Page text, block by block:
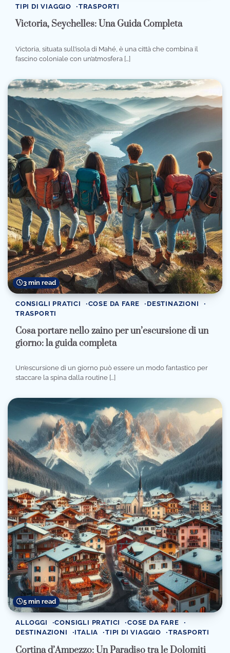
TIPI DI VIAGGIO
TRASPORTI
Victoria, Seychelles: Una Guida Completa
Victoria, situata sull’isola di Mahé, è una città che combina il
fascino coloniale con un’atmosfera […]
3 min read
CONSIGLI PRATICI COSE DA FARE
DESTINAZIONI
TRASPORTI
Cosa portare nello zaino per un’escursione di un
giorno: la guida completa
Un’escursione di un giorno può essere un modo fantastico per
staccare la spina dalla routine […]
5 min read
ALLOGGI CONSIGLI PRATICI
COSE DA FARE
DESTINAZIONI
ITALIA TIPI DI VIAGGIO TRASPORTI
Cortina d’Ampezzo: Un Paradiso tra le Dolomiti